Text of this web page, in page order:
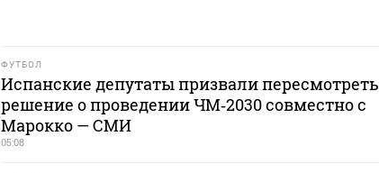
ФУТБОЛ
Испанские депутаты призвали пересмотреть
решение о проведении ЧМ‑2030 совместно с
Марокко — СМИ
05:08